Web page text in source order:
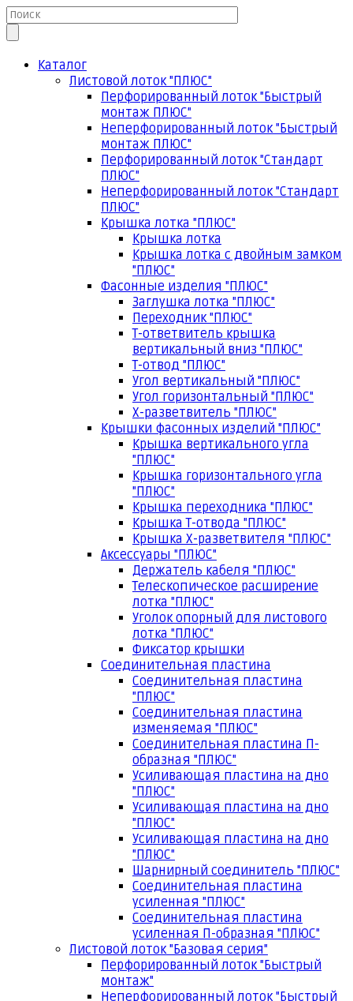
Каталог
Листовой лоток "ПЛЮС"
Перфорированный лоток "Быстрый
монтаж ПЛЮС"
Неперфорированный лоток "Быстрый
монтаж ПЛЮС"
Перфорированный лоток "Стандарт
ПЛЮС"
Неперфорированный лоток "Стандарт
ПЛЮС"
Крышка лотка "ПЛЮС"
Крышка лотка
Крышка лотка с двойным замком
"ПЛЮС"
Фасонные изделия "ПЛЮС"
Заглушка лотка "ПЛЮС"
Переходник "ПЛЮС"
Т-ответвитель крышка
вертикальный вниз "ПЛЮС"
Т-отвод "ПЛЮС"
Угол вертикальный "ПЛЮС"
Угол горизонтальный "ПЛЮС"
Х-разветвитель "ПЛЮС"
Крышки фасонных изделий "ПЛЮС"
Крышка вертикального угла
"ПЛЮС"
Крышка горизонтального угла
"ПЛЮС"
Крышка переходника "ПЛЮС"
Крышка Т-отвода "ПЛЮС"
Крышка Х-разветвителя "ПЛЮС"
Аксессуары "ПЛЮС"
Держатель кабеля "ПЛЮС"
Телескопическое расширение
лотка "ПЛЮС"
Уголок опорный для листового
лотка "ПЛЮС"
Фиксатор крышки
Соединительная пластина
Соединительная пластина
"ПЛЮС"
Соединительная пластина
изменяемая "ПЛЮС"
Соединительная пластина П-
образная "ПЛЮС"
Усиливающая пластина на дно
"ПЛЮС"
Усиливающая пластина на дно
"ПЛЮС"
Усиливающая пластина на дно
"ПЛЮС"
Шарнирный соединитель "ПЛЮС"
Соединительная пластина
усиленная "ПЛЮС"
Соединительная пластина
усиленная П-образная "ПЛЮС"
Листовой лоток "Базовая серия"
Перфорированный лоток "Быстрый
монтаж"
Неперфорированный лоток "Быстрый